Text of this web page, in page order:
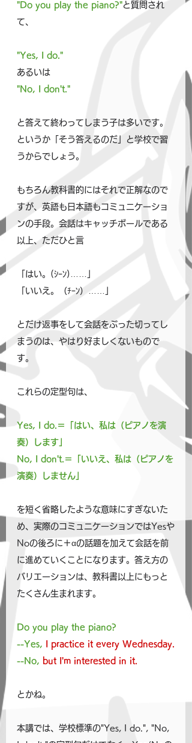
"Do you play the piano?"と質問され
て、
"Yes, I do."
あるいは
"No, I don't."
と答えて終わってしまう子は多いです。
というか「そう答えるのだ」と学校で習
うからでしょう。
もちろん教科書的にはそれで正解なので
すが、英語も日本語もコミュニケーショ
ンの手段。会話はキャッチボールである
以上、ただひと言
「はい。(ｼｰﾝ)……」
「いいえ。（ﾁｰﾝ）……」
とだけ返事をして会話をぶった切ってし
まうのは、やはり好ましくないもので
す。
これらの定型句は、
Yes, I do.＝「はい、私は（ピアノを演
奏）します」
No, I don't.＝「いいえ、私は（ピアノを
演奏）しません」
を短く省略したような意味にすぎないた
め、実際のコミュニケーションではYesや
Noの後ろに＋αの話題を加えて会話を前
に進めていくことになります。答え方の
バリエーションは、教科書以上にもっと
たくさん生まれます。
Do you play the piano?
--Yes,
I practice it every Wednesday.
--No, but I'm interested in it.
とかね。
本講では、学校標準の"Yes, I do.", "No,